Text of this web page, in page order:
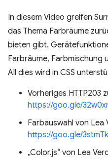
In diesem Video greifen
das Thema Farbräume
bieten gibt.
Farbräume, Farbmischung
All dies wird in CSS
Vorheriges HTTP203
https://goo.gle/
Farbauswahl von
https://goo.gle/
„Color.js“ von Lea